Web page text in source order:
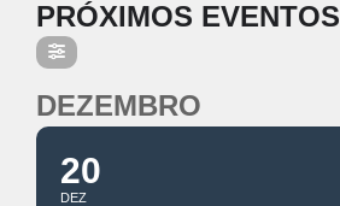
PRÓXIMOS EVENTOS
DEZEMBRO
20
DEZ